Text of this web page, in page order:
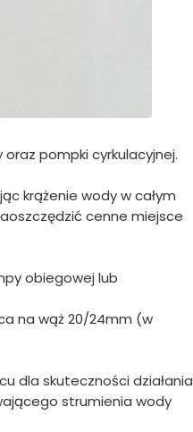
pompki cyrkulacyjnej.
krążenie wody w całym
cenne miejsce
obiegowej lub
na wąż 20/24mm (w
dla skuteczności działania
strumienia wody